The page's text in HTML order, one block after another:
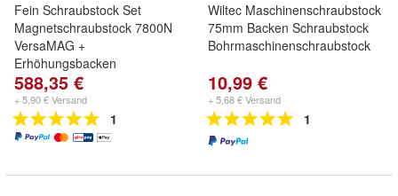
Fein Schraubstock Set
Magnetschraubstock 7800N
VersaMAG +
Erhöhungsbacken
588,35 €
+ 5,90 € Versand
1
Wiltec Maschinenschraubstock
75mm Backen Schraubstock
Bohrmaschinenschraubstock
10,99 €
+ 5,68 € Versand
1